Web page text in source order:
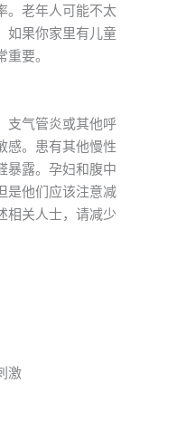
。老年人可能不太
如果你家里有儿童
要。
支气管炎或其他呼
感。患有其他慢性
暴露。孕妇和腹中
是他们应该注意减
相关人士，请减少
激